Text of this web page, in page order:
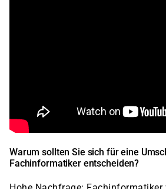
Warum sollten Sie sich für eine
Fachinformatiker entscheiden?